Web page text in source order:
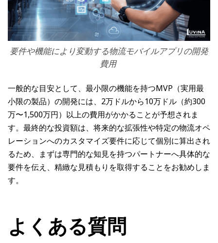
要件や機能により変動する物流モバイルアプリの開発
費用
一般的な目安として、最小限の機能を持つMVP（実用最
小限の製品）の開発には、2万ドルから10万ドル（約300
万〜1,500万円）以上の費用がかかることが予想されま
す。最終的な投資額は、将来的な拡張性や特定の物流オペ
レーションへのカスタマイズ要件に応じて個別に算出され
るため、まずは専門的な知見を持つパートナーへ具体的な
要件を伝え、精緻な見積もりを取得することをお勧めしま
す。
よくある質問